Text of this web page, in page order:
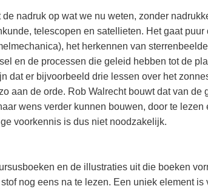
nadruk op wat we nu weten, zonder
telescopen en satellieten. Het gaat puur
het herkennen van
en de processen die geleid hebben tot de
dat er bijvoorbeeld drie lessen over het
aan de orde. Rob Walrecht bouwt dat van de
wens verder kunnen bouwen, door te lezen
voorkennis is dus niet noodzakelijk.
en de illustraties uit die boeken
nog eens na te lezen. Een uniek element is